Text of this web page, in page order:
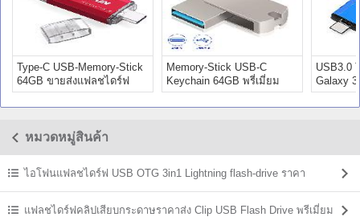
Type-C USB-Memory-Stick
64GB ขายส่งแฟลชไดร์ฟ
Premium
Memory-Stick USB-C
Keychain 64GB พรี่เมี่ยม
Premium ราคาถูก
USB3.0
Galaxy
หมวดหมู่สินค้า
ไอโฟนแฟลชไดร์ฟ USB OTG 3in1 Lightning flash-drive ราคา
แฟลชไดร์ฟคลิปเสียบกระดาษราคาส่ง Clip USB Flash Drive พรีเมี่ยม